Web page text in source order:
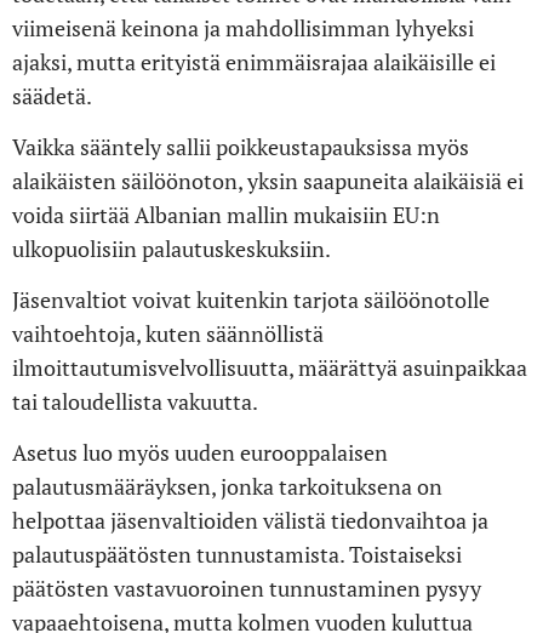
viimeisenä keinona ja mahdollisimman lyhyeksi
ajaksi, mutta erityistä enimmäisrajaa alaikäisille ei
säädetä.
Vaikka sääntely sallii poikkeustapauksissa myös
alaikäisten säilöönoton, yksin saapuneita alaikäisiä ei
voida siirtää Albanian mallin mukaisiin EU:n
ulkopuolisiin palautuskeskuksiin.
Jäsenvaltiot voivat kuitenkin tarjota säilöönotolle
vaihtoehtoja, kuten säännöllistä
ilmoittautumisvelvollisuutta, määrättyä asuinpaikkaa
tai taloudellista vakuutta.
Asetus luo myös uuden eurooppalaisen
palautusmääräyksen, jonka tarkoituksena on
helpottaa jäsenvaltioiden välistä tiedonvaihtoa ja
palautuspäätösten tunnustamista. Toistaiseksi
päätösten vastavuoroinen tunnustaminen pysyy
vapaaehtoisena, mutta kolmen vuoden kuluttua